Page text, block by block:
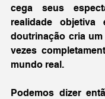
cega seus
realidade objetiva
doutrinação cria
vezes
mundo real.
Podemos dizer